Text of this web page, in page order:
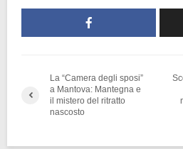
La “Camera degli sposi”
a Mantova: Mantegna e
il mistero del ritratto
nascosto